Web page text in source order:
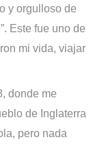
y orgulloso de
Este fue uno de
mi vida, viajar
donde me
de Inglaterra
pero nada